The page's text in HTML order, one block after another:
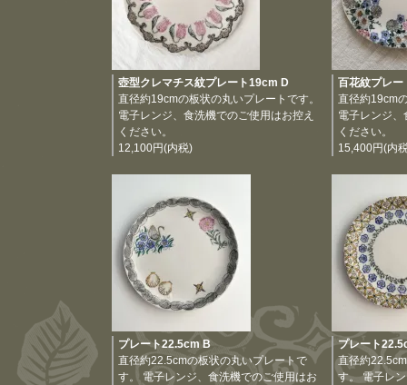
壺型クレマチス紋プレート19cm D
直径約19cmの板状の丸いプレートです。
電子レンジ、食洗機でのご使用はお控え
ください。
12,100円(内税)
百花紋プレ
直径約19cm
電子レンジ
ください。
15,400円(内
プレート22.5cm B
直径約22.5cmの板状の丸いプレートで
す。 電子レンジ、食洗機でのご使用はお
プレート
直径約
す。 電子レ